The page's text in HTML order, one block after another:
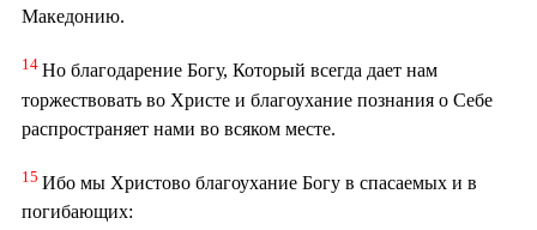
Македонию.
14 Но благодарение Богу, Который всегда дает нам
торжествовать во Христе и благоухание познания о Себе
распространяет нами во всяком месте.
15 Ибо мы Христово благоухание Богу в спасаемых и в
погибающих: